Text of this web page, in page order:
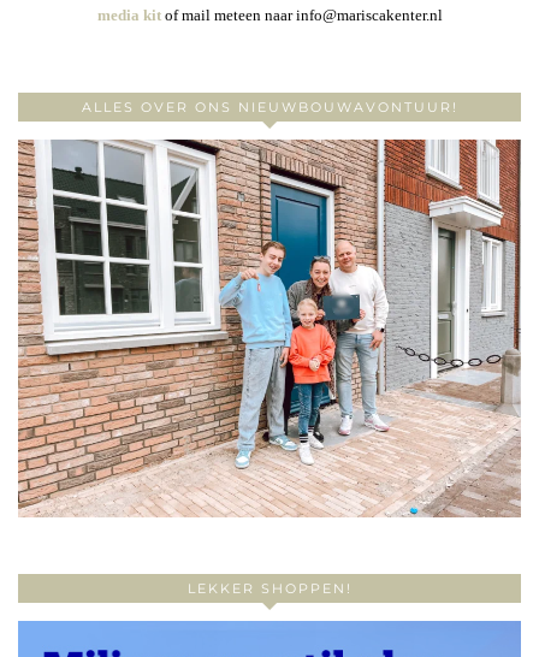
media kitof mail meteen naar info@mariscakenter.nl
ALLES OVER ONS NIEUWBOUWAVONTUUR!
LEKKER SHOPPEN!